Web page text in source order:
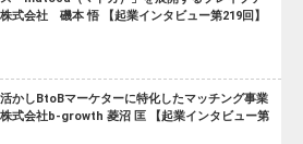
式会社 磯本 悟 【起業インタビュー第219回】
かしBtoBマーケターに特化したマッチング事業
式会社b-growth 菱沼 匡 【起業インタビュー第